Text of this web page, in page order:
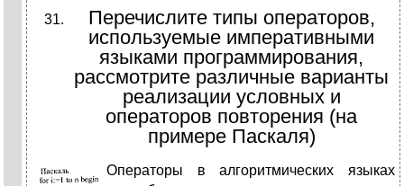
Перечислите типы операторов,
используемые императивными
языками программирования,
рассмотрите различные варианты
реализации условных и
операторов повторения (на
примере Паскаля)
Операторы в алгоритмических языках